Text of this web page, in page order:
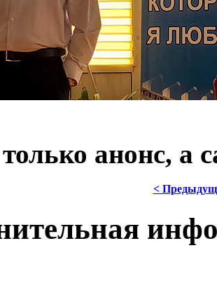
анонс, а
<